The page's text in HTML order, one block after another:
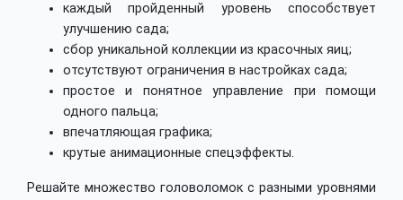
каждый пройденный уровень способствует
улучшению сада;
сбор уникальной коллекции из красочных яиц;
отсутствуют ограничения в настройках сада;
простое и понятное управление при помощи
одного пальца;
впечатляющая графика;
крутые анимационные спецэффекты.
Решайте множество головоломок с разными уровнями